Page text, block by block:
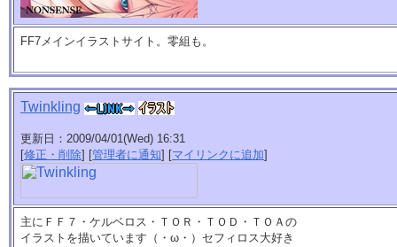
FF7メインイラストサイト。零組も。
Twinkling
更新日：2009/04/01(Wed) 16:31
[修正・削除] [管理者に通知] [マイリンクに追加]
主にＦＦ７・ケルベロス・ＴＯＲ・ＴＯＤ・ＴＯＡの
イラストを描いています（・ω・）セフィロス大好き